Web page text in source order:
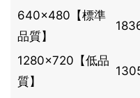
640×480【標準
品質】
1280×720【低品
質】